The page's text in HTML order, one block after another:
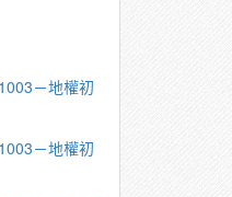
－地權初
－地權初